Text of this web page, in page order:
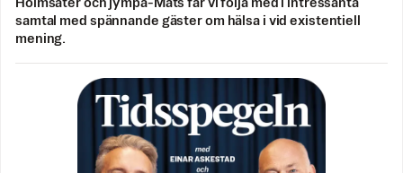
Holmsäter och jympa-Mats får vi följa med i intressanta
samtal med spännande gäster om hälsa i vid existentiell
mening.